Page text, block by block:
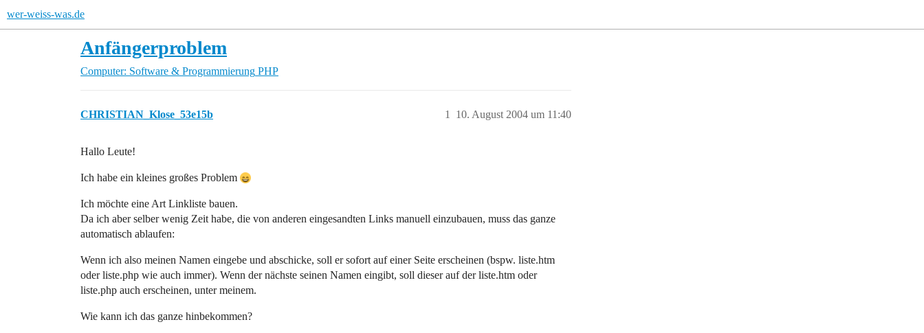
wer-weiss-was.de
Anfängerproblem
Computer: Software & Programmierung PHP
CHRISTIAN_Klose_53e15b 10. August 2004 um 11:40
1
Hallo Leute!
Ich habe ein kleines großes Problem
Ich möchte eine Art Linkliste bauen.
Da ich aber selber wenig Zeit habe, die von anderen eingesandten Links manuell einzubauen, muss das ganze
automatisch ablaufen:
Wenn ich also meinen Namen eingebe und abschicke, soll er sofort auf einer Seite erscheinen (bspw. liste.htm
oder liste.php wie auch immer). Wenn der nächste seinen Namen eingibt, soll dieser auf der liste.htm oder
liste.php auch erscheinen, unter meinem.
Wie kann ich das ganze hinbekommen?